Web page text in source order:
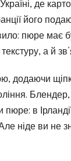
де
його
пюре має
а й
додаючи
пюре: в
ніде ви не